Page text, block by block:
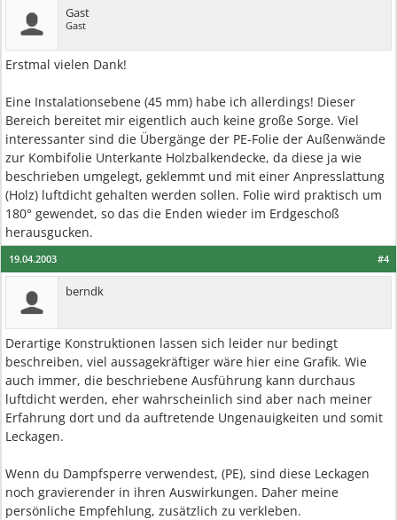
Gast
Gast
Erstmal vielen Dank!
Eine Instalationsebene (45 mm) habe ich allerdings! Dieser
Bereich bereitet mir eigentlich auch keine große Sorge. Viel
interessanter sind die Übergänge der PE-Folie der Außenwände
zur Kombifolie Unterkante Holzbalkendecke, da diese ja wie
beschrieben umgelegt, geklemmt und mit einer Anpresslattung
(Holz) luftdicht gehalten werden sollen. Folie wird praktisch um
180° gewendet, so das die Enden wieder im Erdgeschoß
herausgucken.
#4
19.04.2003
berndk
Derartige Konstruktionen lassen sich leider nur bedingt
beschreiben, viel aussagekräftiger wäre hier eine Grafik. Wie
auch immer, die beschriebene Ausführung kann durchaus
luftdicht werden, eher wahrscheinlich sind aber nach meiner
Erfahrung dort und da auftretende Ungenauigkeiten und somit
Leckagen.
Wenn du Dampfsperre verwendest, (PE), sind diese Leckagen
noch gravierender in ihren Auswirkungen. Daher meine
persönliche Empfehlung, zusätzlich zu verkleben.